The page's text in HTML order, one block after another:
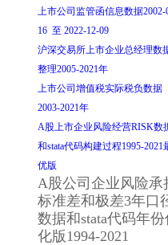
上市公司监管函信息数据2002-
16 至 2022-12-09
沪深交易所上市企业总经理数
整理2005-2021年
上市公司增值税实际税负数据
2003-2021年
A股上市企业风险经营RISK数
和stata代码构建过程1995-2021
优版
A股公司企业风险承
标准差和极差3年口
数据和stata代码年
化版1994-2021